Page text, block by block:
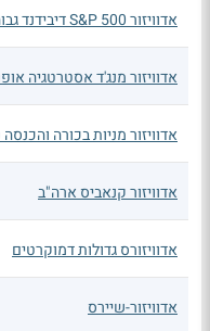
אדוויזור S&P 500 דיבידנד גבוה ערך
אדוויזור מנג'ד אסטרטגיה
אדוויזור מניות בכורה
אדוויזור קנאביס ארה"ב
אדוויזורס גדולות דמוקרטים
אדוויזור-שיירס